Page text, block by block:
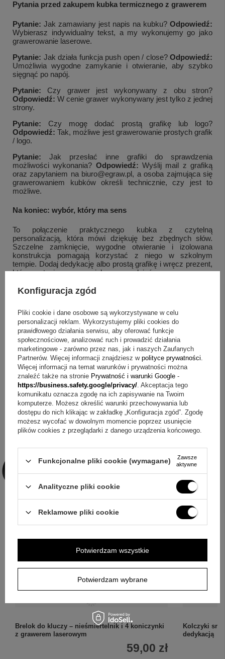
Pytania przed zakupem kubka termicznego z grawerem
Pytanie: Jak zamawiany jest napis na kubku? Odpowiedź:
Wybierasz indywidualny tekst, a my wykonujemy go jako
grawerowanie laserowe.
Pytanie: Jak działa funkcja push open / close? Odpowiedź:
Umożliwia wygodne zamykanie i otwieranie, aby szybko
sięgnąć po napój.
Pytanie: Czy grawer jest wykonywany z obu stron?
Odpowiedź: W cenie grawer wykonywany jest tylko z jednej
strony.
Pytanie: Czy mogę dodać prostą grafikę lub logo?
Odpowiedź: Tak, możliwe jest grawerowanie prostych grafik
/ logo.
Pytanie: Jak przesłać inne grafiki do sprawdzenia
możliwości wykonania? Odpowiedź: Wyślij mail z grafiką
oraz zapytaniem na biuro@egraw.pl, a osoba zajmująca się
grawerowaniem kubków określi technicznie, czy jest to
możliwe.
Na koniec: wybór, który ma sens
To połączenie praktycznego kubka z czytelną
personalizacją, która mówi dziękuję bez zbędnych słów.
Szczelne zamknięcie, wygodne otwieranie i izolowana
konstrukcja pomagają korzystać z niego w szkolnym
tempie. Dodaj dedykację albo prostą grafikę i wręcz prezent,
który zostanie z nauczycielem na co dzień.
ZOBACZ CO KLIENCI ZAKUPILI
Z TYM TOWAREM
Brelok do kluczy – nieśmiertelnik i 4 koniczynki
z grawerem laserowym
59,00 zł
Kolczyki
dedykacją
Konfiguracja zgód
Pliki cookie i dane osobowe są wykorzystywane w celu
personalizacji reklam. Wykorzystujemy pliki cookies do
prawidłowego działania serwisu, aby oferować funkcje
społecznościowe, analizować ruch i prowadzić działania
marketingowe - zarówno przez nas, jak i naszych Zaufanych
Partnerów. Więcej informacji znajdziesz w polityce prywatności.
Więcej informacji na temat warunków i prywatności można
znaleźć także na stronie Prywatność i warunki Google -
https://business.safety.google/privacy/. Akceptacja tego
komunikatu oznacza zgodę na ich zapisywanie na Twoim
komputerze. Możesz określić warunki przechowywania lub
dostępu do nich klikając w zakładkę „Konfiguracja zgód”. Zgodę
możesz wycofać w dowolnym momencie poprzez usunięcie
plików cookies z przeglądarki z danego urządzenia końcowego.
Funkcjonalne pliki cookie (wymagane)
Zawsze
aktywne
Analityczne pliki cookie
Reklamowe pliki cookie
Potwierdzam wybrane
Potwierdzam wszystkie